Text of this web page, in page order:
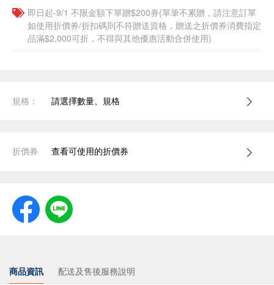
即日起-9/1 不限金額下單贈$200券(單筆不累贈，請注意訂單
如使用折價券/折扣碼則不符贈送資格，贈送之折價券消費指定
品滿$2,000可折，不得與其他優惠活動合併使用)
規格： 請選擇數量、規格
折價券 查看可使用的折價券
商品資訊 配送及售後服務說明